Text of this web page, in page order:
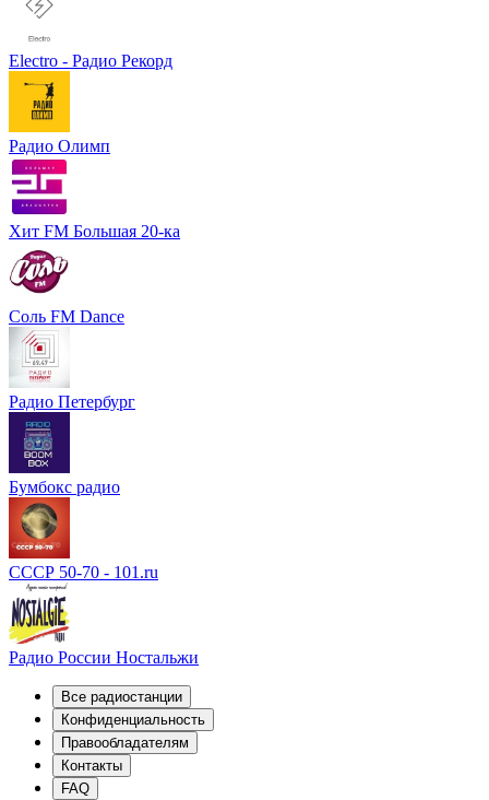
Electro - Радио Рекорд
Радио Олимп
Хит FM Большая 20-ка
Соль FM Dance
Радио Петербург
Бумбокс радио
СССР 50-70 - 101.ru
Радио России Ностальжи
Все радиостанции
Конфиденциальность
Правообладателям
Контакты
FAQ